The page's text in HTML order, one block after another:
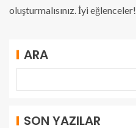
oluşturmalısınız. İyi eğlenceler!
ARA
SON YAZILAR